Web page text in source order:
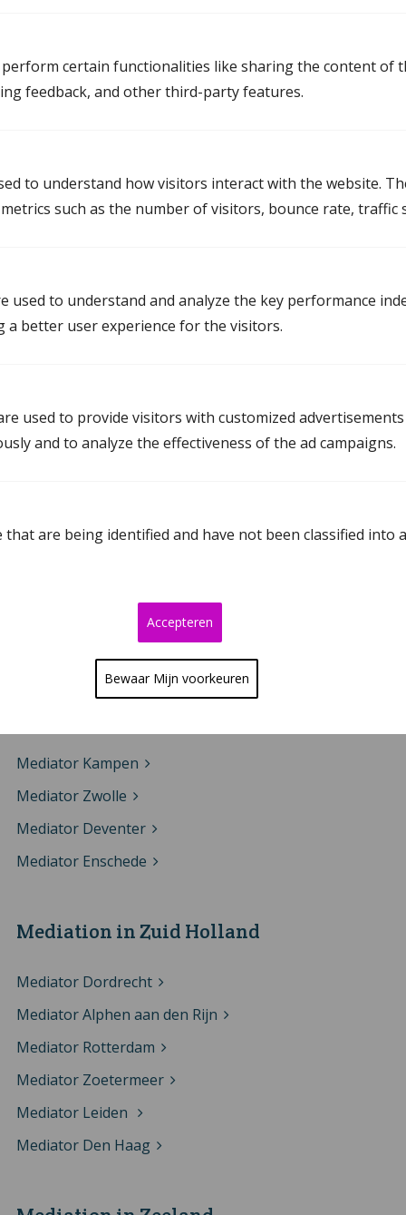
certain functionalities like sharing the content of
feedback, and other third-party features.
to understand how visitors interact with the website.
such as the number of visitors, bounce rate, traffic
used to understand and analyze the key performance
a better user experience for the visitors.
used to provide visitors with customized
and to analyze the effectiveness of the ad campaigns.
are being identified and have not been classified into
Bewaar Mijn voorkeuren
Accepteren
Mediator Groningen
Mediator Delfzijl
Mediator Leeuwarden
Mediator Heerenveen
Mediation Oosterwolde
Mediator Assen
Mediator Hoogeveen
Mediator Kampen
Mediator Zwolle
Mediator Deventer
Mediator Enschede
Mediation in Zuid Holland
Mediator Dordrecht
Mediator Alphen aan den Rijn
Mediator Rotterdam
Mediator Zoetermeer
Mediator Leiden
Mediator Den Haag